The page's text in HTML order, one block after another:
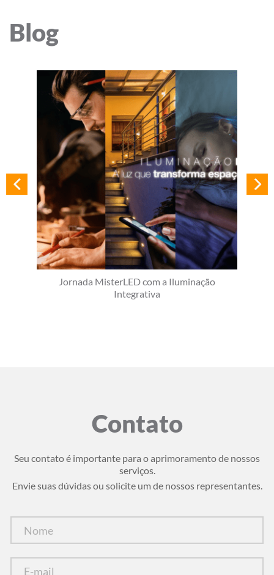
Blog
Jornada MisterLED com a Iluminação
Integrativa
Contato
Seu contato é importante para o aprimoramento de nossos
serviços.
Envie suas dúvidas ou solicite um de nossos representantes.